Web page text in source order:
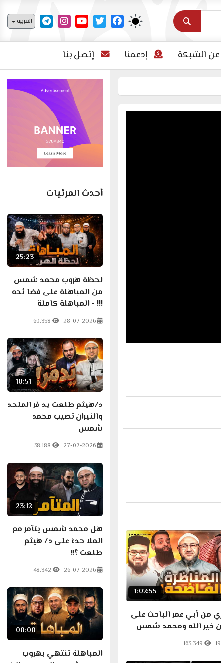
اختر لغتك
العربية
عن الشبكة إدعمنا إتصل بنا
1:02:55
من أبي عمر الباحث على
خير الله ومحمد شمس
163.349
أحدث المرئيات
25:23
لحظة هروب محمد شمس
من المباهلة على فضا ئحه
!!! - المباهلة كاملة
28-07-2026
60.358
10:51
د/هيثم طلعت يد مّر الملحد
والنيران تصيب محمد
شمس
27-07-2026
38.188
23:12
هل محمد شمس يتآمر مع
الملا حدة على د/ هيثم
طلعت ؟!!
26-07-2026
48.342
00:00
المباهلة تنتهي بهروب